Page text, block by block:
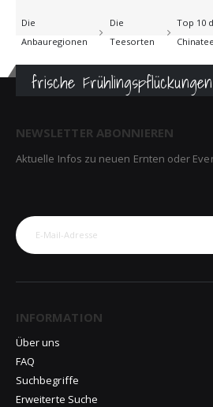
Die
Anbauregionen
Die
Teesorten
Top 10
frische Frühlingspflückungen
NEWSLETTER ABONNIEREN
Aktuelle Infos zu neuen Ernten oder
INFORMATION
Über uns
FAQ
Suchbegriffe
Erweiterte Suche